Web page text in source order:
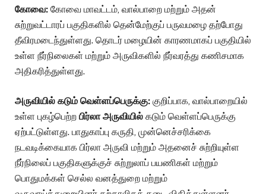
கோவை: கோவை மாவட்டம், வால்பாறை மற்றும் அதன்
சுற்றுவட்டாரப் பகுதிகளில் தென்மேற்குப் பருவமழை தற்போது
தீவிரமடைந்துள்ளது. தொடர் மழையின் காரணமாகப் பகுதியில்
உள்ள நீர்நிலைகள் மற்றும் அருவிகளில் நீர்வரத்து கணிசமாக
அதிகரித்துள்ளது.
அருவியில் கடும் வெள்ளப்பெருக்கு: குறிப்பாக, வால்பாறையில்
உள்ள புகழ்பெற்ற பிர்லா அருவியில் கடும் வெள்ளப்பெருக்கு
ஏற்பட்டுள்ளது. பாதுகாப்பு கருதி, முன்னெச்சரிக்கை
நடவடிக்கையாக பிர்லா அருவி மற்றும் அதனைச் சுற்றியுள்ள
நீர்நிலைப் பகுதிகளுக்குச் சுற்றுலாப் பயணிகள் மற்றும்
பொதுமக்கள் செல்ல வனத்துறை மற்றும்